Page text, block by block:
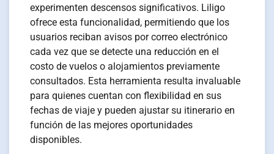
experimenten descensos significativos. Liligo
ofrece esta funcionalidad, permitiendo que los
usuarios reciban avisos por correo electrónico
cada vez que se detecte una reducción en el
costo de vuelos o alojamientos previamente
consultados. Esta herramienta resulta invaluable
para quienes cuentan con flexibilidad en sus
fechas de viaje y pueden ajustar su itinerario en
función de las mejores oportunidades
disponibles.